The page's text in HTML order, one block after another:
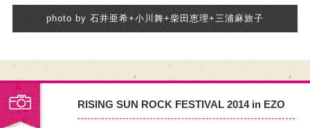
photo by 石井亜希+小川舞+柴田恵理+三浦麻旅子
RISING SUN ROCK FESTIVAL 2014 in EZO